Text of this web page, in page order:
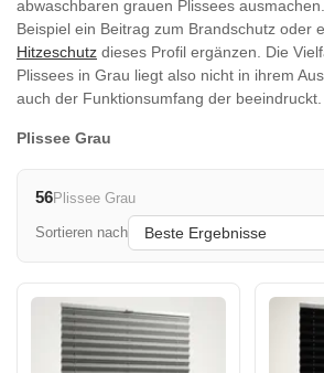
abwaschbaren grauen Plissees
Beispiel ein Beitrag zum Brandschutz oder
Hitzeschutz dieses Profil ergänzen. Die
Plissees in Grau liegt also nicht in ihrem
auch der Funktionsumfang der beeindruckt.
Plissee Grau
56Plissee Grau
Sortieren nach